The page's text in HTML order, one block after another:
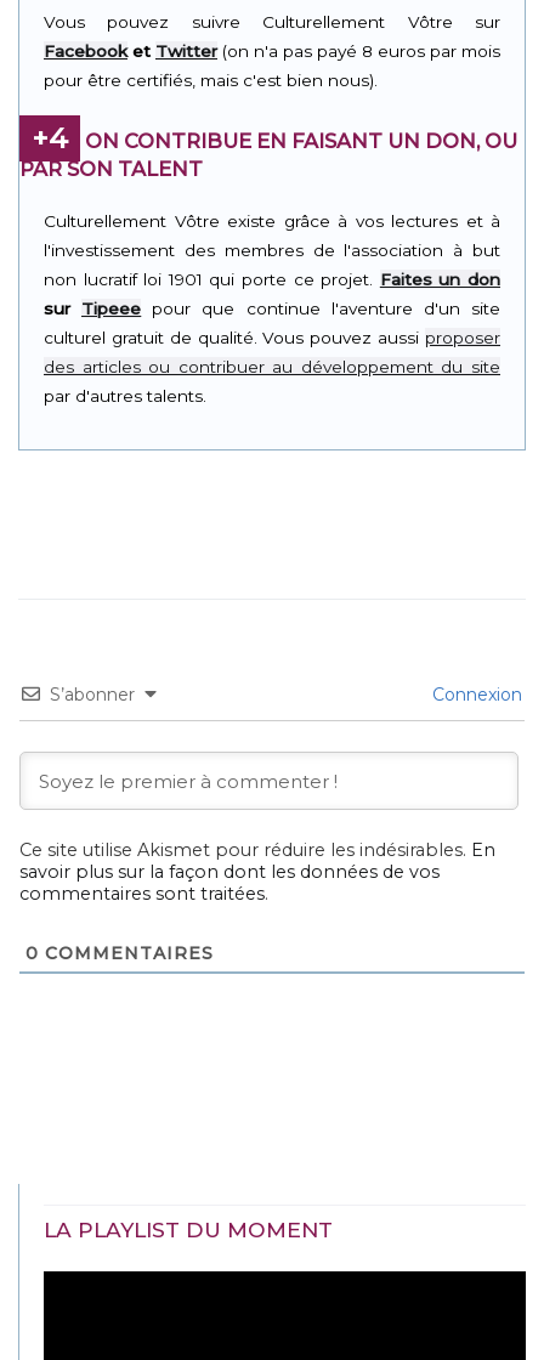
Vous pouvez suivre Culturellement Vôtre sur
Facebooket Twitter(on n'a pas payé 8 euros par mois
pour être certifiés, mais c'est bien nous).
+4
ON CONTRIBUE EN FAISANT UN DON, OU
PAR SON TALENT
Culturellement Vôtre existe grâce à vos lectures et à
l'investissement des membres de l'association à but
non lucratif loi 1901 qui porte ce projet. Faites un don
sur Tipeee pour que continue l'aventure d'un site
culturel gratuit de qualité. Vous pouvez aussi proposer
des articles ou contribuer au développement du site
par d'autres talents.
S’abonner Connexion
Ce site utilise Akismet pour réduire les indésirables. En
savoir plus sur la façon dont les données de vos
commentaires sont traitées.
0 COMMENTAIRES
LA PLAYLIST DU MOMENT